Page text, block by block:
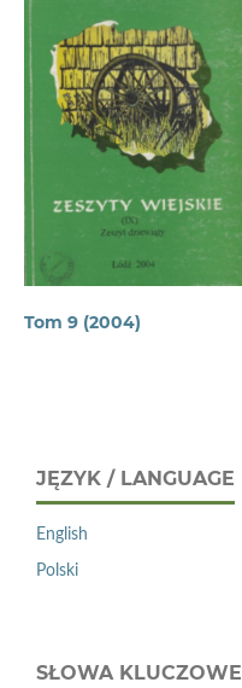
Tom 9 (2004)
JĘZYK / LANGUAGE
English
Polski
SŁOWA KLUCZOWE